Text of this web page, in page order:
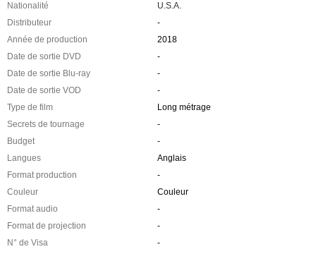
Nationalité
U.S.A.
Distributeur
-
Année de production
2018
Date de sortie DVD
-
Date de sortie Blu-ray
-
Date de sortie VOD
-
Type de film
Long métrage
Secrets de tournage
-
Budget
-
Langues
Anglais
Format production
-
Couleur
Couleur
Format audio
-
Format de projection
-
N° de Visa
-